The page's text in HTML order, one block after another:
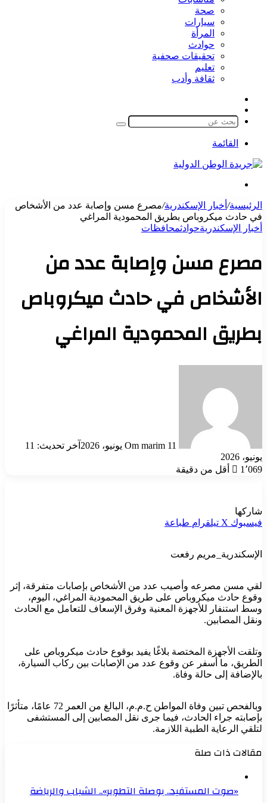
صحة
سيارات
المرأة
حوادث
تحقيقات صحفية
تعليم
ثقافة وأدب
المظلم
بحث
القائمة
الرئيسية/ أخبار الإسكندرية/مصرع مسن وإصابة عدد من الأشخاص
في حادث ميكروباص بطريق المحمودية المراغي
أخبار الإسكندريةحوادثمحافظات
مصرع مسن وإصابة عدد من
الأشخاص في حادث ميكروباص
بطريق المحمودية المراغي
Om marim 11 يونيو، 2026
آخر تحديث: 11
يونيو، 2026
1٬069
أقل من دقيقة
شاركها
فيسبوك ‫X تيلقرام طباعة
الإسكندرية_مريم رفعت
لقي مسن مصرعه وأصيب عدد من الأشخاص بإصابات متفرقة، إثر
وقوع حادث ميكروباص على طريق المحمودية المراغي، اليوم،
وسط استنفار للأجهزة المعنية وفرق الإسعاف للتعامل مع الحادث
ونقل المصابين.
وتلقت الأجهزة المختصة بلاغًا يفيد بوقوع حادث ميكروباص على
الطريق، ما أسفر عن وقوع عدد من الإصابات بين ركاب السيارة،
بالإضافة إلى حالة وفاة.
وبالفحص تبين وفاة المواطن ح.م.م، البالغ من العمر 72 عامًا، متأثرًا
بإصابته جراء الحادث، فيما جرى نقل المصابين إلى المستشفى
لتلقي الرعاية الطبية اللازمة.
مقالات ذات صلة
«صوت المستفيد.. بوصلة التطوير».. الشباب والرياضة